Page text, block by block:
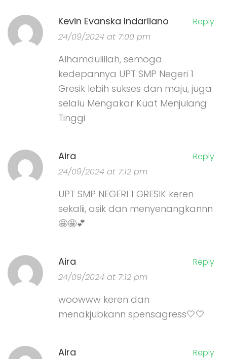
Kevin Evanska Indarliano
24/09/2024 at 7:00 pm
Reply
Alhamdulillah, semoga
kedepannya UPT SMP Negeri 1
Gresik lebih sukses dan maju, juga
selalu Mengakar Kuat Menjulang
Tinggi
Aira
24/09/2024 at 7:12 pm
Reply
UPT SMP NEGERI 1 GRESIK keren
sekalii, asik dan menyenangkannn
🤩🤩💕
Aira
24/09/2024 at 7:12 pm
Reply
woowww keren dan
menakjubkann spensagress🤍🤍
Aira Reply